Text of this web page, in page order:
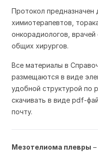
Протокол предназначен
химиотерапевтов,
онкорадиологов, врачей
общих хирургов.
Все материалы в
размещаются в виде
удобной структурой по
скачивать в виде pdf-
почту.
Мезотелиома плевры